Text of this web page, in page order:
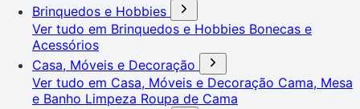
Brinquedos e Hobbies
Ver tudo em Brinquedos e Hobbies Bonecas e
Acessórios
Casa, Móveis e Decoração
Ver tudo em Casa, Móveis e Decoração Cama, Mesa
e Banho Limpeza Roupa de Cama